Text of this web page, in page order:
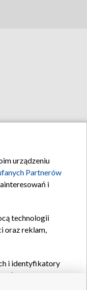
urządzeniu
Partnerów
i
technologii
oraz reklam,
i identyfikatory